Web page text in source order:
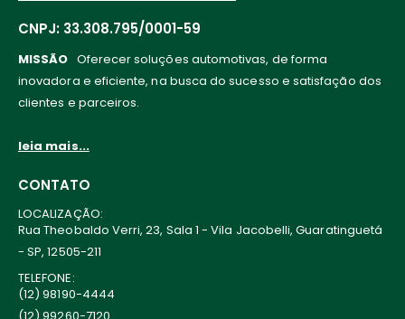
CNPJ: 33.308.795/0001-59
MISSÃO Oferecer soluções automotivas, de forma
inovadora e eficiente, na busca do sucesso e satisfação dos
clientes e parceiros.
leia mais...
CONTATO
LOCALIZAÇÃO:
Rua Theobaldo Verri, 23, Sala 1 - Vila Jacobelli, Guaratinguetá
- SP, 12505-211
TELEFONE:
(12) 98190-4444